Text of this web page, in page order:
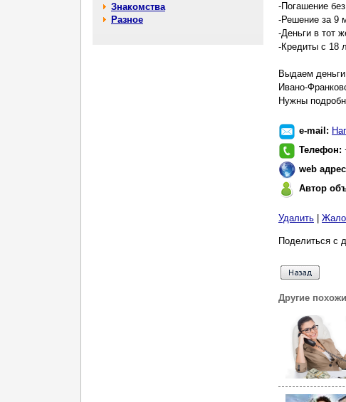
Знакомства
Разное
-Погашение
-Решение за 9
-Деньги в тот
-Кредиты с 18
Выдаем
Ивано-
Нужны
e-mail:
Телефон:
web
Автор
Удалить
Поделиться с
Другие